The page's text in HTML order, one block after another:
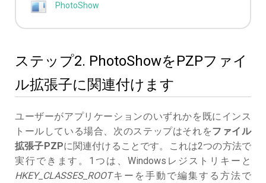
PhotoShow
ステップ2. PhotoShowをPZPファイ
ル拡張子に関連付けます
ユーザーがアプリケーションのいずれかを既にインス
トールしている場合、次のステップはそれをファイル
拡張子PZPに関連付けることです。これは2つの方法で
実行できます。1つは、Windowsレジストリキーと
HKEY_CLASSES_ROOTキーを手動で編集する方法で